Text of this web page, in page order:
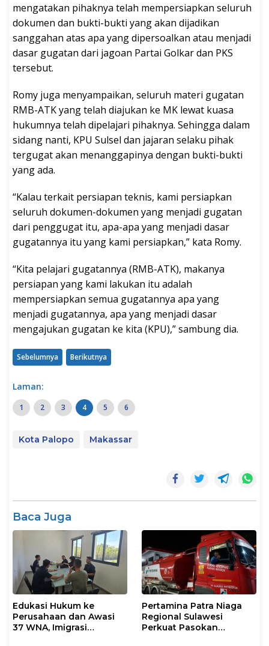
mengatakan pihaknya telah mempersiapkan seluruh
dokumen dan bukti-bukti yang akan dijadikan
sanggahan atas apa yang dipersoalkan atau menjadi
dasar gugatan dari jagoan Partai Golkar dan PKS
tersebut.
Romy juga menyampaikan, seluruh materi gugatan
RMB-ATK yang telah diajukan ke MK lewat kuasa
hukumnya telah dipelajari pihaknya. Sehingga dalam
sidang nanti, KPU Sulsel dan jajaran selaku pihak
tergugat akan menanggapinya dengan bukti-bukti
yang ada.
“Kalau terkait persiapan teknis, kami persiapkan
seluruh dokumen-dokumen yang menjadi gugatan
dari penggugat itu, apa-apa yang menjadi dasar
gugatannya itu yang kami persiapkan,” kata Romy.
“Kita pelajari gugatannya (RMB-ATK), makanya
persiapan yang kami lakukan itu adalah
mempersiapkan semua gugatannya apa yang
menjadi gugatannya, apa yang menjadi dasar
mengajukan gugatan ke kita (KPU),” sambung dia.
Sebelumnya Berikutnya
Laman:
1 2 3 4 5 6
Kota Palopo Makassar
Baca Juga
Edukasi Hukum ke
Perusahaan dan Awasi
37 WNA, Imigrasi
Pertamina Patra Niaga
Regional Sulawesi
Perkuat Pasokan